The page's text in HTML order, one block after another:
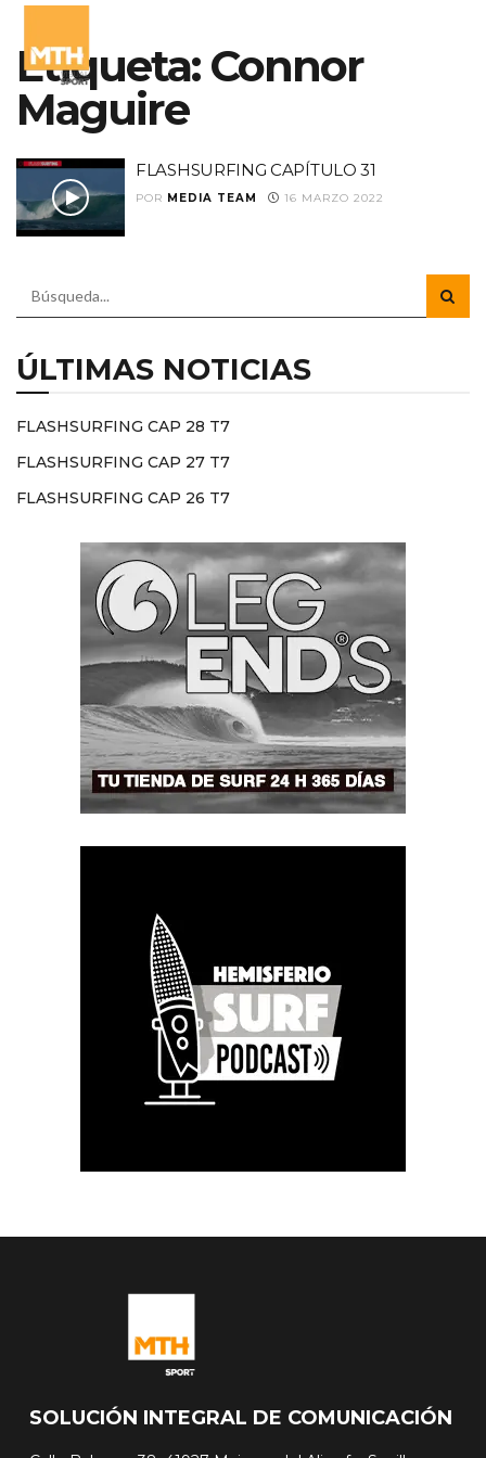
Etiqueta: Connor
Maguire
FLASHSURFING CAPÍTULO 31
POR MEDIA TEAM 16 MARZO 2022
ÚLTIMAS NOTICIAS
FLASHSURFING CAP 28 T7
FLASHSURFING CAP 27 T7
FLASHSURFING CAP 26 T7
SOLUCIÓN INTEGRAL DE COMUNICACIÓN